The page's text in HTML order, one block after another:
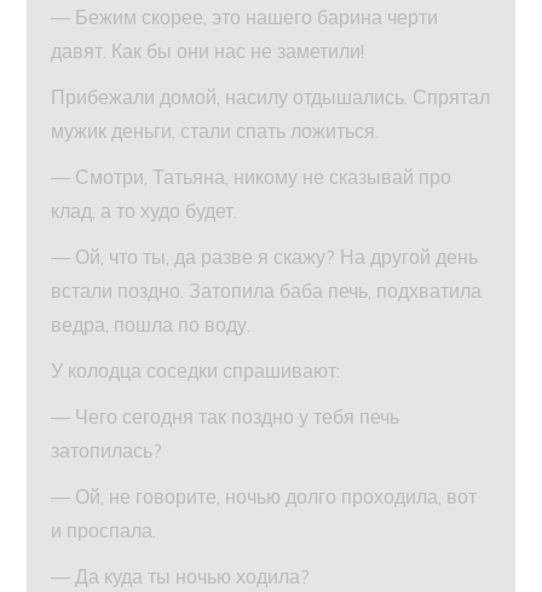
— Бежим скорее, это нашего барина черти
давят. Как бы они нас не заметили!
Прибежали домой, насилу отдышались. Спрятал
мужик деньги, стали спать ложиться.
— Смотри, Татьяна, никому не сказывай про
клад, а то худо будет.
— Ой, что ты, да разве я скажу? На другой день
встали поздно. Затопила баба печь, подхватила
ведра, пошла по воду.
У колодца соседки спрашивают:
— Чего сегодня так поздно у тебя печь
затопилась?
— Ой, не говорите, ночью долго проходила, вот
и проспала.
— Да куда ты ночью ходила?